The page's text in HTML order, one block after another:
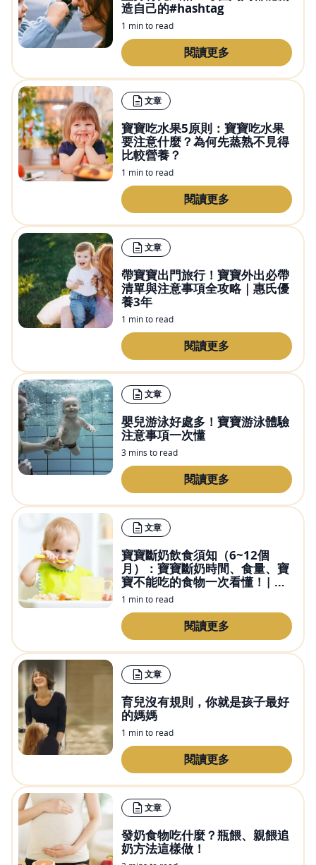
造自己的#hashtag
1 min to read
閱讀更多
文章
寶寶吃水果5原則：寶寶吃水果
要注意什麼？為何先蒸熟不見得
比較營養？
1 min to read
閱讀更多
文章
帶寶寶出門旅行！寶寶外出必帶
清單與注意事項全攻略｜惠氏優
養3年
1 min to read
閱讀更多
文章
嬰兒游泳好處多！寶寶游泳體驗
注意事項一次懂
3 mins to read
閱讀更多
文章
寶寶斷奶飲食須知（6~12個
月）：寶寶斷奶時間、食量、寶
寶不能吃的食物一次看懂！| 惠
氏優養3年
1 min to read
閱讀更多
文章
育兒沒有規則，你就是孩子最好
的媽媽
1 min to read
閱讀更多
文章
發奶食物吃什麼？瓶餵、親餵追
奶方法這樣做！